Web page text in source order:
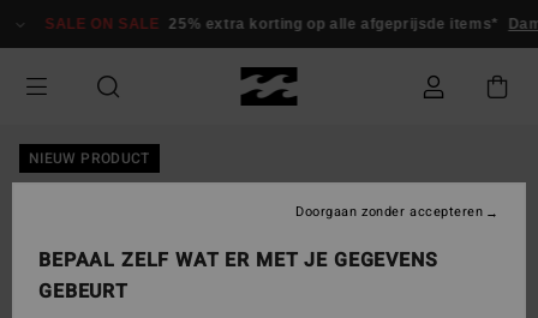
naar
SALE ON SALE 25% extra korting op alle afgeprijsde items*
NIEUW PRODUCT
BEPAAL ZELF WAT ER MET JE GEGEVENS
GEBEURT
Doorgaan zonder accepteren